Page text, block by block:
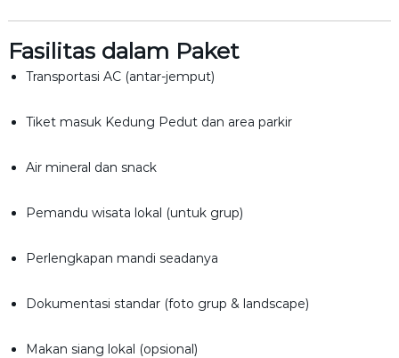
Fasilitas dalam Paket
Transportasi AC (antar-jemput)
Tiket masuk Kedung Pedut dan area parkir
Air mineral dan snack
Pemandu wisata lokal (untuk grup)
Perlengkapan mandi seadanya
Dokumentasi standar (foto grup & landscape)
Makan siang lokal (opsional)